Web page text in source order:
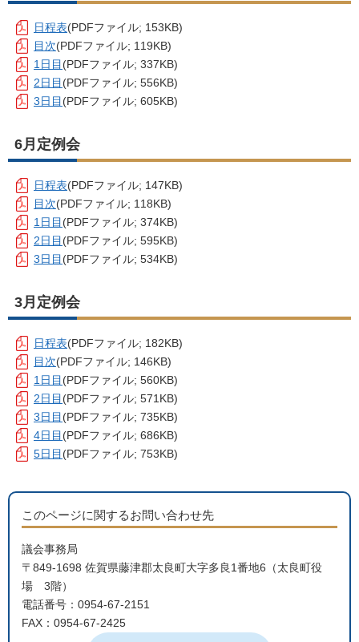
日程表(PDFファイル; 153KB)
目次(PDFファイル; 119KB)
1日目 (PDFファイル; 337KB)
2日目 (PDFファイル; 556KB)
3日目 (PDFファイル; 605KB)
6月定例会
日程表(PDFファイル; 147KB)
目次(PDFファイル; 118KB)
1日目 (PDFファイル; 374KB)
2日目 (PDFファイル; 595KB)
3日目 (PDFファイル; 534KB)
3月定例会
日程表(PDFファイル; 182KB)
目次(PDFファイル; 146KB)
1日目 (PDFファイル; 560KB)
2日目 (PDFファイル; 571KB)
3日目 (PDFファイル; 735KB)
4日目 (PDFファイル; 686KB)
5日目 (PDFファイル; 753KB)
このページに関するお問い合わせ先
議会事務局
〒849-1698 佐賀県藤津郡太良町大字多良1番地6（太良町役
場 3階）
電話番号：0954-67-2151
FAX：0954-67-2425